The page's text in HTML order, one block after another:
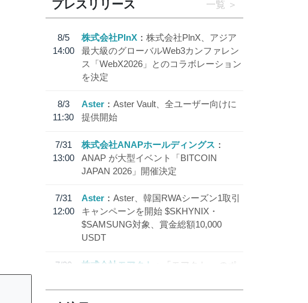
プレスリリース 一覧
8/5
14:00
株式会社PlnX
株式会社PlnX、アジア
最大級のグローバルWeb3カンファレン
ス「WebX2026」とのコラボレーション
を決定
8/3
11:30
Aster
Aster Vault、全ユーザー向けに
提供開始
7/31
13:00
株式会社ANAPホールディングス
ANAP が大型イベント「BITCOIN
JAPAN 2026」開催決定
7/31
12:00
Aster
Aster、韓国RWAシーズン1取引
キャンペーンを開始 $SKHYNIX・
$SAMSUNG対象、賞金総額10,000
USDT
7/30
株式会社モアクト
「モアクト」 のポ
「 JPYC」を追加